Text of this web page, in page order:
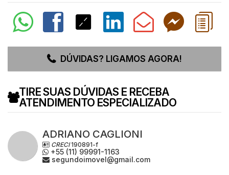
DÚVIDAS? LIGAMOS AGORA!
TIRE SUAS DÚVIDAS E RECEBA
ATENDIMENTO ESPECIALIZADO
ADRIANO CAGLIONI
CRECI190891-f
+55 (11) 99991-1163
segundoimovel@gmail.com